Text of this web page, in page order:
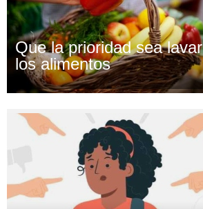
Que la prioridad sea lavar
los alimentos